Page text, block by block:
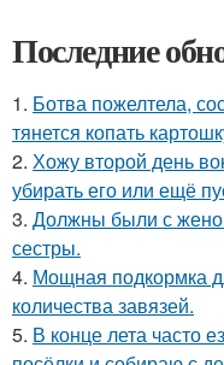
Последние
1. Ботва пожелтела,
тянется копать
2. Хожу второй день
убирать его или ещё
3. Должны были с
сестры.
4. Мощная подкормка
количества завязей.
5. В конце лета часто